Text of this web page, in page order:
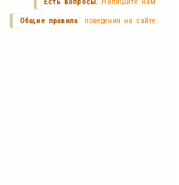
Общие правила поведения на сайте.